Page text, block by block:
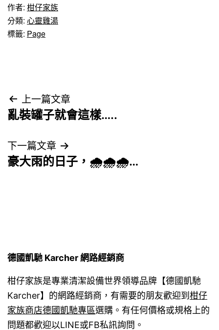
作者: 柑仔家族
分類: 心靈雞湯
標籤: Page
文
章
導
覽
上一篇文章
亂裝罐子就會這樣…..
下一篇文章
豪大雨的日子，🌧🌧🌧…
德國凱馳 Karcher 網路經銷商
柑仔家族是專業清潔設備世界領導品牌【德國凱馳
Karcher】的網路經銷商，有需要的朋友歡迎到 柑仔
家族商店德國凱馳專區選購。有任何價格或規格上的
問題都歡迎以LINE或FB私訊詢問。